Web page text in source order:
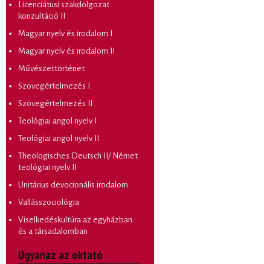
Licenciátusi szakdolgozat
konzultáció II
Magyar nyelv és irodalom I
Magyar nyelv és irodalom II
Művészettörténet
Szövegértelmezés I
Szövegértelmezés II
Teológiai angol nyelv I
Teológiai angol nyelv II
Theologisches Deutsch II/ Német
teológiai nyelv II
Unitárius devocionális irodalom
Vallásszociológia
Viselkedéskultúra az egyházban
és a társadalomban
Ugyanaz az oktató